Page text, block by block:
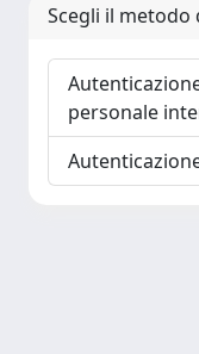
Scegli il metodo
personale